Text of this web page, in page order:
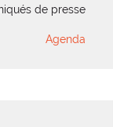
de presse
Agenda